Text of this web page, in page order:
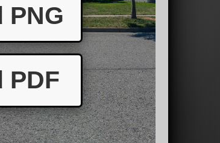
PNG
PDF